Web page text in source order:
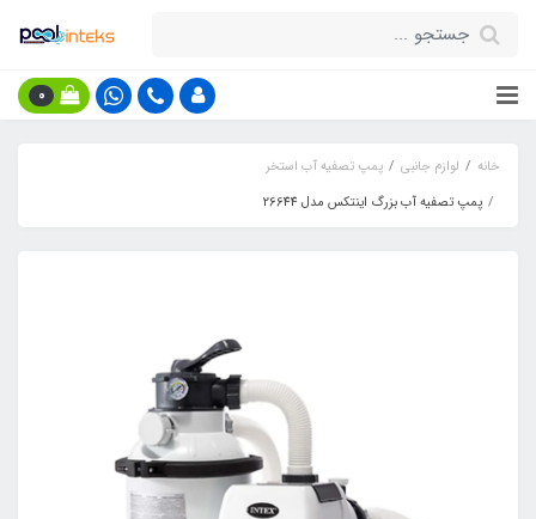
0
خانه لوازم جانبی
پمپ تصفیه آب استخر
پمپ تصفیه آب بزرگ اینتکس مدل 26644